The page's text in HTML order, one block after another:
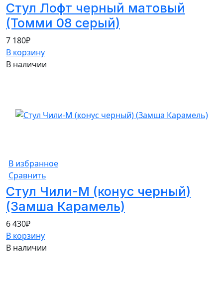
Стул Лофт черный матовый
(Томми 08 серый)
7 180₽
В корзину
В наличии
В избранное
Сравнить
Стул Чили-М (конус черный)
(Замша Карамель)
6 430₽
В корзину
В наличии